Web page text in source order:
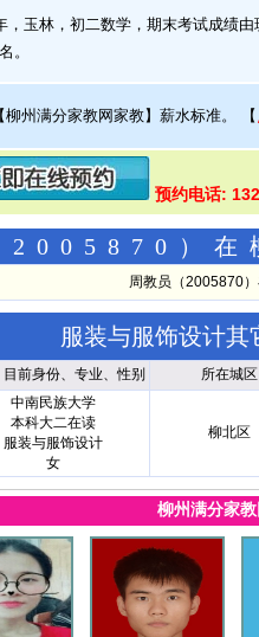
玉林，初二数学，期末考试成绩
。
柳州满分家教网家教】薪水标准。 【
预约电话:
2005870）在
周教员（2005870
服装与服饰设计其
目前身份、专业、性别 所在城区
中南民族大学
本科大二在读
服装与服饰设计
女
柳北区
柳州满分家